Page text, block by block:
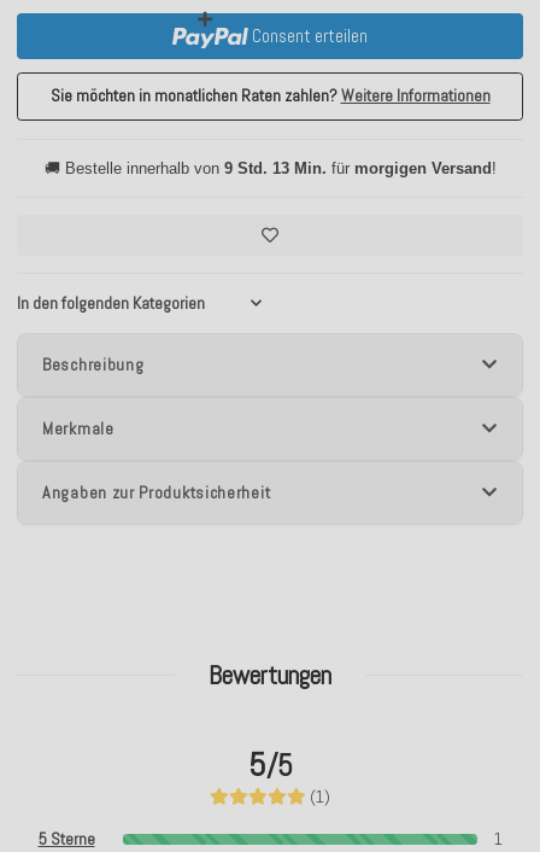
In den folgenden Kategorien
Consent erteilen
Sie möchten in monatlichen Raten zahlen?Weitere Informationen
🚚 Bestelle innerhalb von 9 Std. 13 Min. für morgigen Versand !
Beschreibung
Merkmale
Angaben zur Produktsicherheit
Bewertungen
5/5
(1)
5 Sterne
1